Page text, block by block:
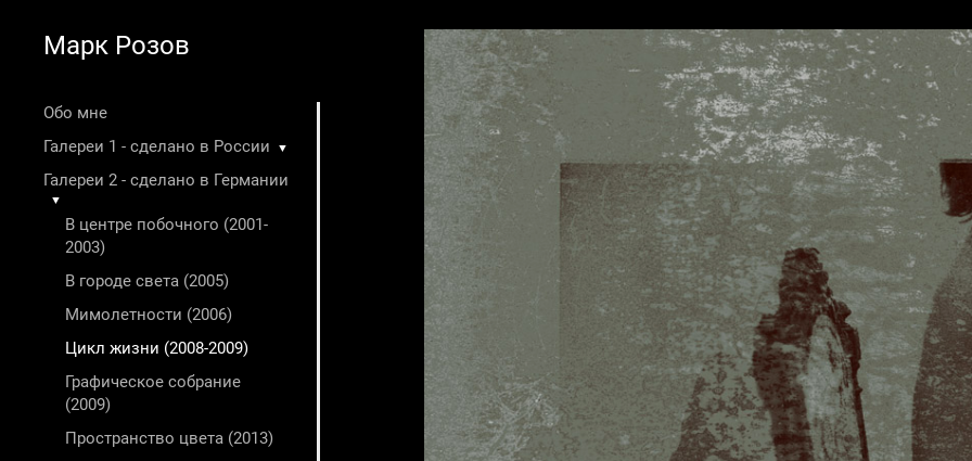
Марк Розов
Обо мне
Галереи 1 - сделано в России
▼
Галереи 2 - сделано в Германии
▼
В центре побочного (2001-
2003)
В городе света (2005)
Мимолетности (2006)
Цикл жизни (2008-2009)
Графическое собрание
(2009)
Пространство цвета (2013)